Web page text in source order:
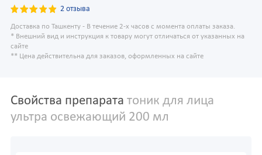
2 отзыва
Доставка по Ташкенту - В течение 2-х часов с момента оплаты заказа.
* Внешний вид и инструкция к товару могут отличаться от указанных на
сайте
** Цена действительна для заказов, оформленных на сайте
Свойства препарата тоник для лица
ультра освежающий 200 мл